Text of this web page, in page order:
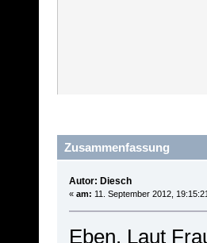
Zusammenfassung
Autor: Diesch
« am: 11. September 2012,
Eben. Laut